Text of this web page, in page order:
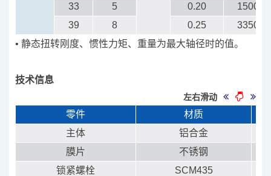
33
5 0.20
1500
39
8 0.25
3350
• 静态扭转刚度、惯性力矩、重量为最大轴径时的值。
技术信息
左右滑动
零件
材质
主体
铝合金
膜片
不锈钢
锁紧螺栓
SCM435